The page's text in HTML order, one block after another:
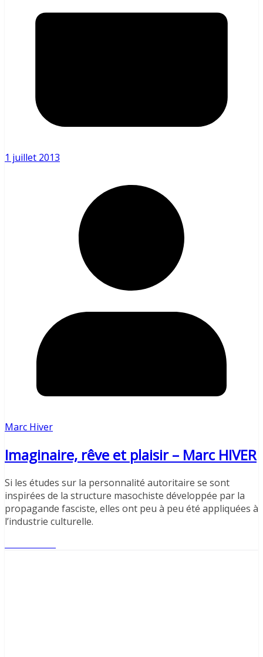
1 juillet 2013
Marc Hiver
Imaginaire, rêve et plaisir – Marc HIVER
Si les études sur la personnalité autoritaire se sont
inspirées de la structure masochiste développée par la
propagande fasciste, elles ont peu à peu été appliquées à
l’industrie culturelle.